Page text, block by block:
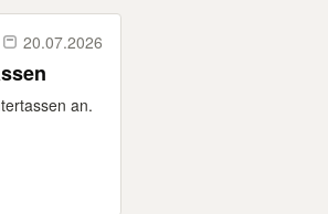
20.07.2026
an.